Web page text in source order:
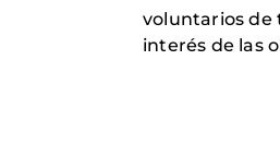
voluntarios de
interés de las